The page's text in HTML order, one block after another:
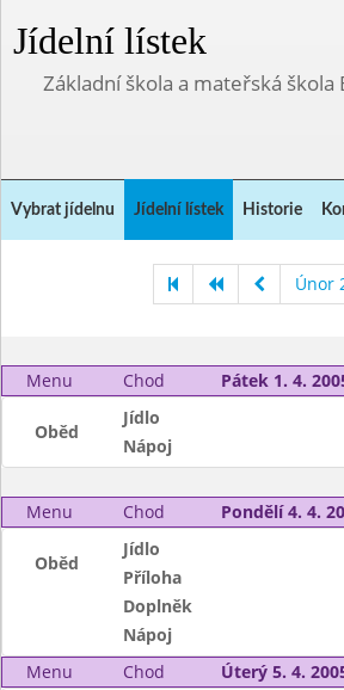
Jídelní lístek
Základní škola a mateřská škola
Vybrat jídelnu Jídelní lístek Historie
Únor
Menu Chod Pátek 1. 4.
Oběd
Jídlo
Nápoj
Menu Chod Pondělí 4. 4.
Oběd
Jídlo
Příloha
Doplněk
Nápoj
Menu
Chod Úterý 5. 4.